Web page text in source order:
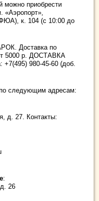
приобрести
«Аэропорт»,
к. 104 (с 10:00 до
Доставка по
5000 р. ДОСТАВКА
980-45-60 (доб.
следующим адресам:
д. 27. Контакты:
:
26